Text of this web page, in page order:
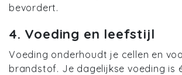
bevordert.
4. Voeding en leefstijl
Voeding onderhoudt je cellen en
brandstof. Je dagelijkse voeding is